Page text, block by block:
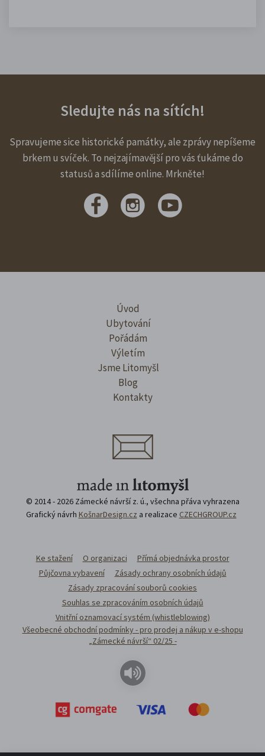
Sledujte nás na sítích!
Spravujeme sice historické památky, ale zprávy nepíšeme
brkem u svíček. To nejzajímavější pro vás ťukáme do
statusů a sdílíme online. Mrkněte!
Úvod
Ubytování
Pořádám
Výletím
Jsme Litomyšl
Blog
Kontakty
© 2014 - 2026 Zámecké návrší z. ú., všechna přáva vyhrazena
Grafický návrh KošnarDesign.cz a realizace CZECHGROUP.cz
Ke stažení O organizaci
Přímá objednávka prostor
Půjčovna vybavení
Zásady ochrany osobních údajů
Zásady zpracování souborů cookies
Souhlas se zpracováním osobních údajů
Vnitřní oznamovací systém (whistleblowing)
Všeobecné obchodní podmínky - pro prodej a nákup v e-shopu
„Zámecké návrší“ 02/25 -